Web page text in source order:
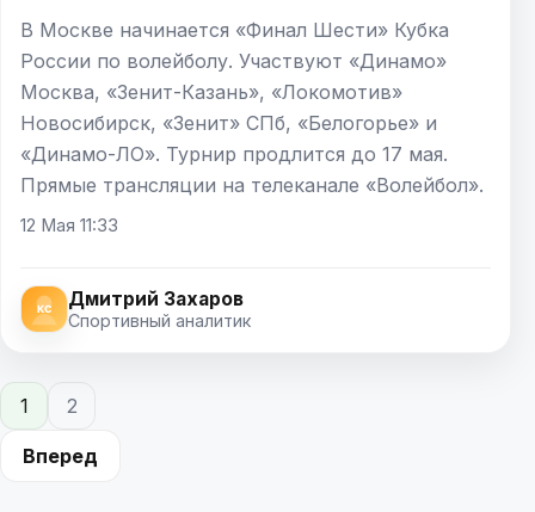
В Москве начинается «Финал Шести» Кубка
России по волейболу. Участвуют «Динамо»
Москва, «Зенит-Казань», «Локомотив»
Новосибирск, «Зенит» СПб, «Белогорье» и
«Динамо-ЛО». Турнир продлится до 17 мая.
Прямые трансляции на телеканале «Волейбол».
12 Мая 11:33
Дмитрий Захаров
Спортивный аналитик
1 2
Вперед